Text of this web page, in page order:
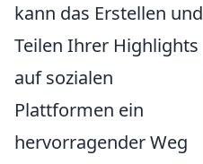
kann das Erstellen und
Teilen Ihrer Highlights
auf sozialen
Plattformen ein
hervorragender Weg